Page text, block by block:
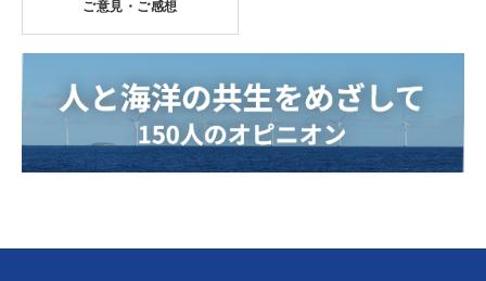
ご意見・ご感想